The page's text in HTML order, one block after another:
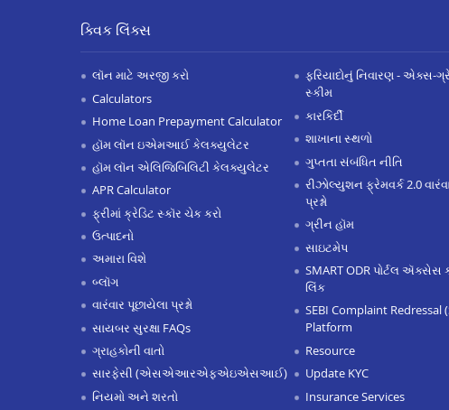
ક્વિક લિંક્સ
લૉન માટે અરજી કરો
Calculators
Home Loan Prepayment Calculator
હૉમ લૉન ઇએમઆઈ કેલક્યુલેટર
હૉમ લૉન એલિજિબિલિટી કેલક્યુલેટર
APR Calculator
ફ્રીમાં ક્રેડિટ સ્કૉર ચેક કરો
ઉત્પાદનો
અમારા વિશે
બ્લૉગ
વારંવાર પૂછાયેલા પ્રશ્નો
સાયબર સુરક્ષા FAQs
ગ્રાહકોની વાતો
સારફેસી (એસએઆરએફએઇએસઆઈ)
નિયમો અને શરતો
ફરિયાદોનું નિવારણ - એક્સ-
સ્કીમ
કારકિર્દી
શાખાના સ્થળો
ગુપ્તતા સંબંધિત નીતિ
રીઝોલ્યુશન ફ્રેમવર્ક 2.0
પ્રશ્નો
ગ્રીન હૉમ
સાઇટમેપ
SMART ODR પોર્ટલ ઍક્સેસ
લિંક
SEBI Complaint Redressal
Platform
Resource
Update KYC
Insurance Services